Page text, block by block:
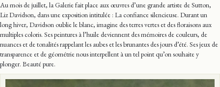
Au mois de juillet, la Galerie fait place aux œuvres d’une grande artiste de Sutton,
Liz Davidson, dans une exposition intitulée : La confiance silencieuse. Durant un
long hiver, Davidson oublie le blanc, imagine des terres vertes et des floraisons aux
multiples coloris. Ses peintures à l’huile deviennent des mémoires de couleurs, de
nuances et de tonalités rappelant les aubes et les brunantes des jours d’été. Ses jeux de
transparence et de géométrie nous interpellent à un tel point qu’on souhaite y
plonger. Beauté pure.